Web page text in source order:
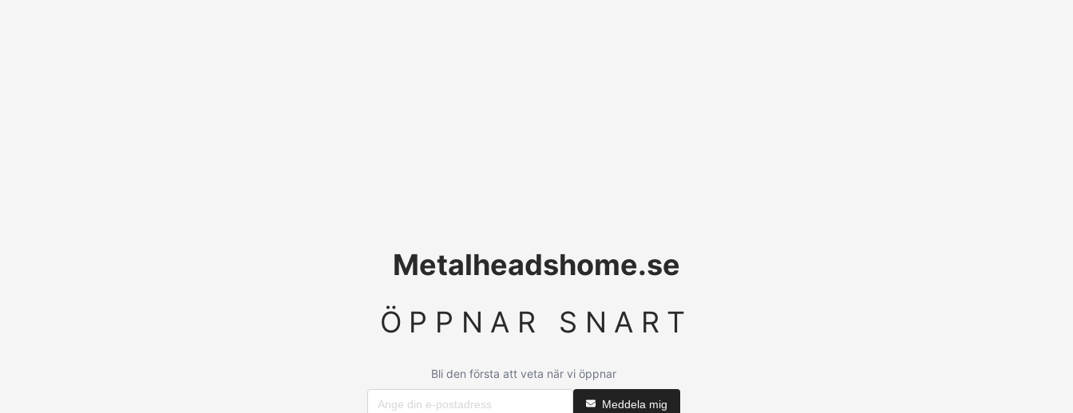
Metalheadshome.se
ÖPPNAR SNART
Bli den första att veta när vi öppnar
Meddela mig